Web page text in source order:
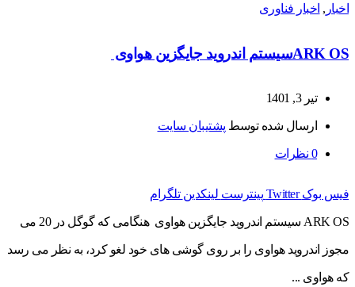
اخبار , اخبار فناوری
ARK OSسیستم اندروید جایگزین هواوی
تیر 3, 1401
ارسال شده توسط پشتیبان سایت
0 نظرات
فیس بوک Twitter پینترست لینکدین تلگرام
ARK OS سیستم اندروید جایگزین هواوی هنگامی که گوگل در 20 می
مجوز اندروید هواوی را بر روی گوشی های خود لغو کرد، به نظر می رسد
که هواوی ...